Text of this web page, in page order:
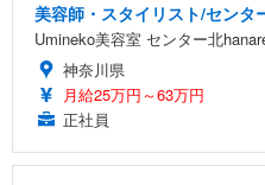
美容師・スタイリスト/センタ
Umineko美容室 センター北
神奈川県
月給25万円～63万円
正社員